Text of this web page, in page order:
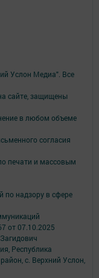
Услон Медиа". Все
сайте, защищены
в любом объеме
согласия
печати и массовым
по надзору в сфере
от 07.10.2025
Республика
с. Верхний Услон,